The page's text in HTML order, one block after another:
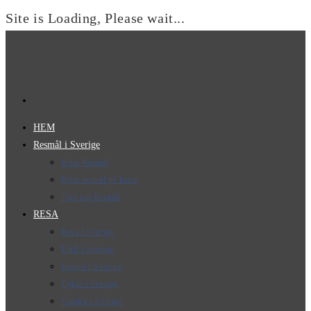
Site is Loading, Please wait...
HEM
Resmål i Sverige
Hitta Resmål
Hitta resmål på karta
Tips om Resmål
RESA
Resa i Sverige
Elbil i Sverige
Husbil i Sverige
Cykla i Sverige
Vandra i Sverige